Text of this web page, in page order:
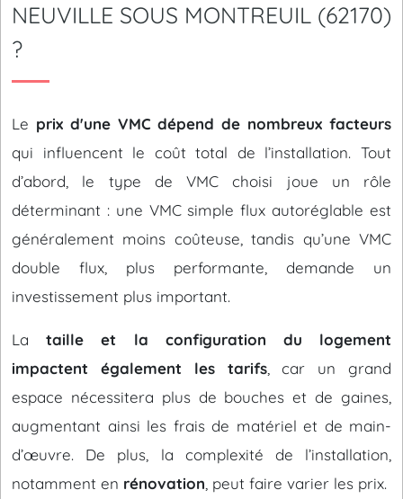
NEUVILLE SOUS MONTREUIL (62170)
?
Le prix d'une VMC dépend de nombreux facteurs
qui influencent le coût total de l’installation. Tout
d’abord, le type de VMC choisi joue un rôle
déterminant : une VMC simple flux autoréglable est
généralement moins coûteuse, tandis qu’une VMC
double flux, plus performante, demande un
investissement plus important.
Lataille et la configuration du logement
impactent également les tarifs, car un grand
espace nécessitera plus de bouches et de gaines,
augmentant ainsi les frais de matériel et de main-
d’œuvre. De plus, la complexité de l’installation,
notamment en rénovation , peut faire varier les prix.